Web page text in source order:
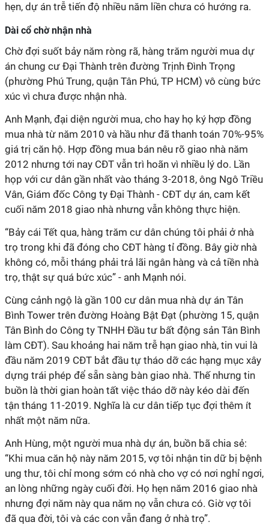
hẹn, dự án trễ tiến độ nhiều năm liền chưa có hướng ra.
Dài cổ chờ nhận nhà
Chờ đợi suốt bảy năm ròng rã, hàng trăm người mua dự
án chung cư Đại Thành trên đường Trịnh Đình Trọng
(phường Phú Trung, quận Tân Phú, TP HCM) vô cùng bức
xúc vì chưa được nhận nhà.
Anh Mạnh, đại diện người mua, cho hay họ ký hợp đồng
mua nhà từ năm 2010 và hầu như đã thanh toán 70%-95%
giá trị căn hộ. Hợp đồng mua bán nêu rõ giao nhà năm
2012 nhưng tới nay CĐT vẫn trì hoãn vì nhiều lý do. Lần
họp với cư dân gần nhất vào tháng 3-2018, ông Ngô Triều
Vân, Giám đốc Công ty Đại Thành - CĐT dự án, cam kết
cuối năm 2018 giao nhà nhưng vẫn không thực hiện.
“Bảy cái Tết qua, hàng trăm cư dân chúng tôi phải ở nhà
trọ trong khi đã đóng cho CĐT hàng tỉ đồng. Bây giờ nhà
không có, mỗi tháng phải trả lãi ngân hàng và cả tiền nhà
trọ, thật sự quá bức xúc” - anh Mạnh nói.
Cùng cảnh ngộ là gần 100 cư dân mua nhà dự án Tân
Bình Tower trên đường Hoàng Bật Đạt (phường 15, quận
Tân Bình do Công ty TNHH Đầu tư bất động sản Tân Bình
làm CĐT). Sau khoảng hai năm trễ hạn giao nhà, tin vui là
đầu năm 2019 CĐT bắt đầu tự tháo dỡ các hạng mục xây
dựng trái phép để sẵn sàng bàn giao nhà. Thế nhưng tin
buồn là thời gian hoàn tất việc tháo dỡ này kéo dài đến
tận tháng 11-2019. Nghĩa là cư dân tiếp tục đợi thêm ít
nhất một năm nữa.
Anh Hùng, một người mua nhà dự án, buồn bã chia sẻ:
“Khi mua căn hộ này năm 2015, vợ tôi nhận tin dữ bị bệnh
ung thư, tôi chỉ mong sớm có nhà cho vợ có nơi nghỉ ngơi,
an lòng những ngày cuối đời. Họ hẹn năm 2016 giao nhà
nhưng đợi năm này qua năm nọ vẫn chưa có. Giờ vợ tôi
đã qua đời, tôi và các con vẫn đang ở nhà trọ”.